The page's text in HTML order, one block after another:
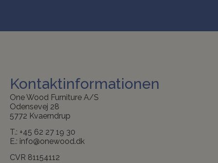
Kontaktinformationen
One Wood Furniture A/S
Odensevej 28
5772 Kvaerndrup
T.: +45 62 27 19 30
E.: info@onewood.dk
CVR 81154112